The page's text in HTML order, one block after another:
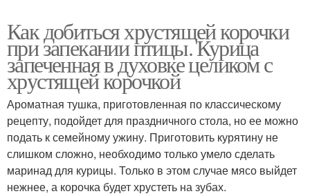
Как добиться хрустящей корочки
при запекании птицы. Курица
запеченная в духовке целиком с
хрустящей корочкой
Ароматная тушка, приготовленная по классическому
рецепту, подойдет для праздничного стола, но ее можно
подать к семейному ужину. Приготовить курятину не
слишком сложно, необходимо только умело сделать
маринад для курицы. Только в этом случае мясо выйдет
нежнее, а корочка будет хрустеть на зубах.